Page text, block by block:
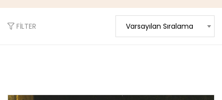
FILTER Varsayılan Sıralama